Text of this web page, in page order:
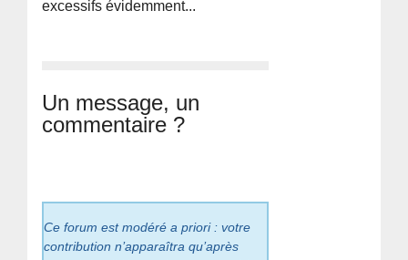
excessifs évidemment...
Un message, un
commentaire ?
Ce forum est modéré a priori : votre
contribution n’apparaîtra qu’après